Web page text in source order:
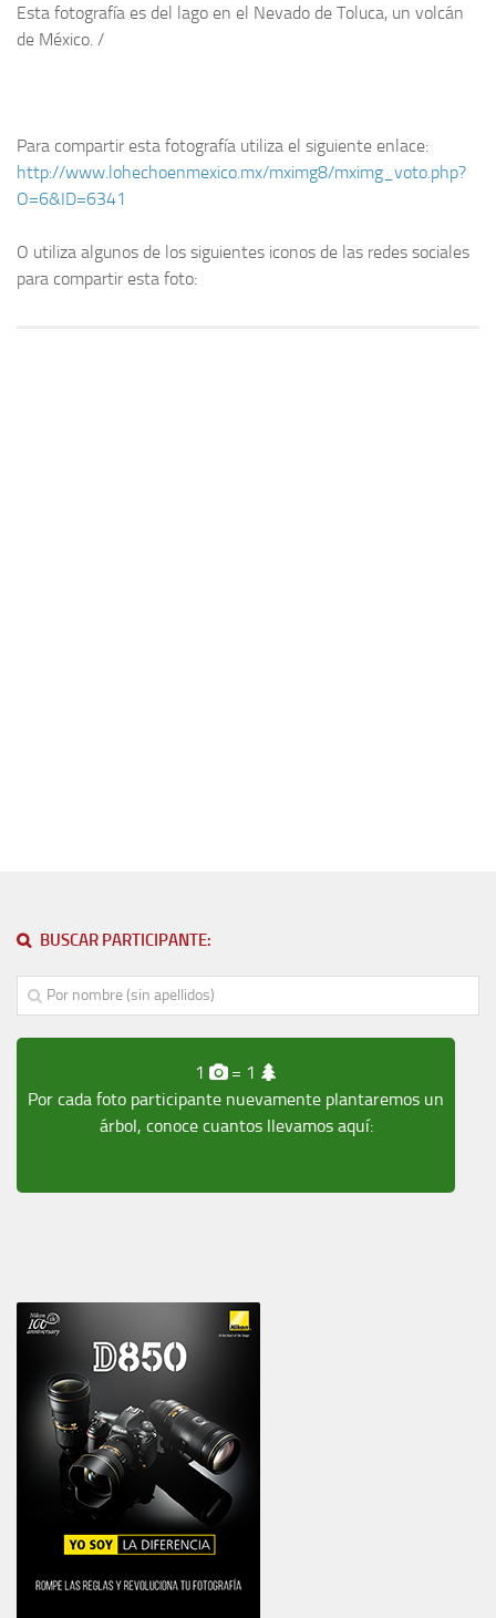
Esta fotografía es del lago en el Nevado de Toluca, un volcán
de México. /
Para compartir esta fotografía utiliza el siguiente enlace:
http://www.lohechoenmexico.mx/mximg8/mximg_voto.php?
O=6&ID=6341
O utiliza algunos de los siguientes iconos de las redes sociales
para compartir esta foto:
BUSCAR PARTICIPANTE:
1
= 1
Por cada foto participante nuevamente plantaremos un
árbol, conoce cuantos llevamos aquí: